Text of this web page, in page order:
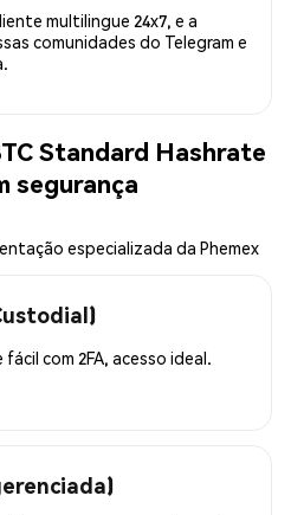
multilingue 24x7, e a
comunidades do Telegram e
Standard Hashrate
segurança
especializada da Phemex
com 2FA, acesso ideal.